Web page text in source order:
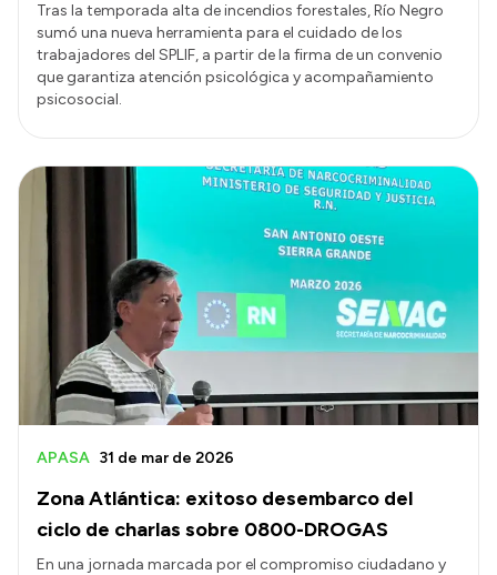
Tras la temporada alta de incendios forestales, Río Negro
sumó una nueva herramienta para el cuidado de los
trabajadores del SPLIF, a partir de la firma de un convenio
que garantiza atención psicológica y acompañamiento
psicosocial.
Zona Atlántica: exitoso desembarco del
ciclo de charlas sobre 0800-DROGAS
APASA 31 de mar de 2026
En una jornada marcada por el compromiso ciudadano y